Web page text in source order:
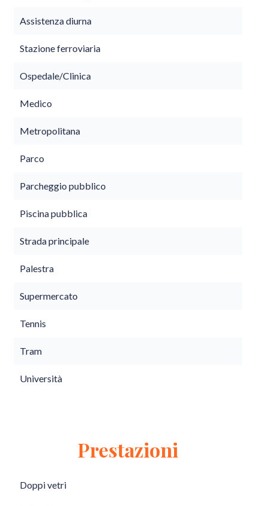
Assistenza diurna
Stazione ferroviaria
Ospedale/Clinica
Medico
Metropolitana
Parco
Parcheggio pubblico
Piscina pubblica
Strada principale
Palestra
Supermercato
Tennis
Tram
Università
Prestazioni
Doppi vetri